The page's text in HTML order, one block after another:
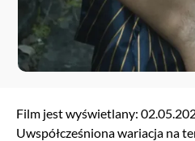
Film jest wyświetlany:
Uwspółcześniona wariacja na